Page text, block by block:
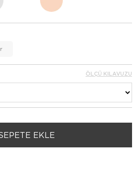
ÖLÇÜ KILAVUZU